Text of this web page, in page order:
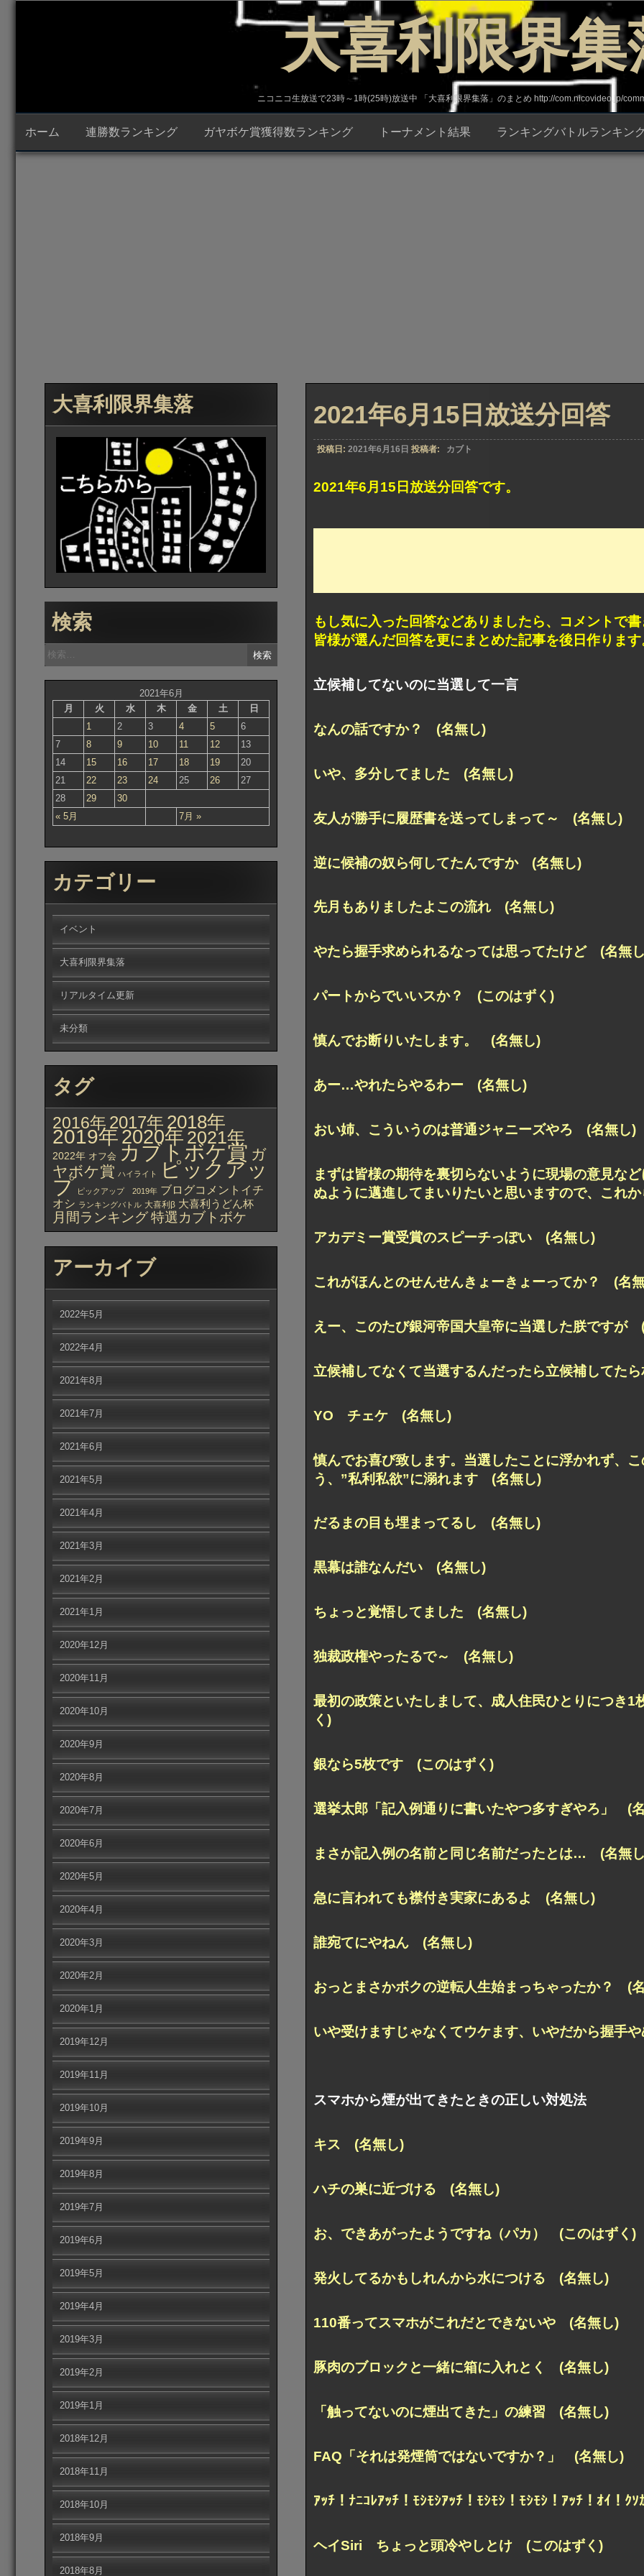
プ
大喜利限界集
ニコニコ生放送で23時～1時(25時)放送中 「大喜利限界集落」のまとめ http://com.nicovideo.jp/
ホーム 連勝数ランキング ガヤボケ賞獲得数ランキング トーナメント結果 ランキングバトルランキン
2021年6月15日放送分回答
投稿日: 2021年6月16日 投稿者: カブト
2021年6月15日放送分回答です。
もし気に入った回答などありましたら、コメントで
皆様が選んだ回答を更にまとめた記事を後日作ります
立候補してないのに当選して一言
なんの話ですか？ (名無し)
いや、多分してました (名無し)
友人が勝手に履歴書を送ってしまって～ (名無し)
逆に候補の奴ら何してたんですか (名無し)
先月もありましたよこの流れ (名無し)
やたら握手求められるなっては思ってたけど (名無
パートからでいいスか？ (このはずく)
慎んでお断りいたします。 (名無し)
あー…やれたらやるわー (名無し)
おい姉、こういうのは普通ジャニーズやろ (名無し)
まずは皆様の期待を裏切らないように現場の意見な
ぬように邁進してまいりたいと思いますので、これ
アカデミー賞受賞のスピーチっぽい (名無し)
これがほんとのせんせんきょーきょーってか？ (名
えー、このたび銀河帝国大皇帝に当選した朕ですが
立候補してなくて当選するんだったら立候補してた
YO チェケ (名無し)
慎んでお喜び致します。当選したことに浮かれず、
う、”私利私欲”に溺れます (名無し)
だるまの目も埋まってるし (名無し)
黒幕は誰なんだい (名無し)
ちょっと覚悟してました (名無し)
独裁政権やったるで～ (名無し)
最初の政策といたしまして、成人住民ひとりにつき
く)
銀なら5枚です (このはずく)
選挙太郎「記入例通りに書いたやつ多すぎやろ」 (
まさか記入例の名前と同じ名前だったとは… (名無
急に言われても襟付き実家にあるよ (名無し)
誰宛てにやねん (名無し)
おっとまさかボクの逆転人生始まっちゃったか？ (
いや受けますじゃなくてウケます、いやだから握手
スマホから煙が出てきたときの正しい対処法
キス (名無し)
ハチの巣に近づける (名無し)
お、できあがったようですね（パカ） (このはずく)
発火してるかもしれんから水につける (名無し)
110番ってスマホがこれだとできないや (名無し)
豚肉のブロックと一緒に箱に入れとく (名無し)
「触ってないのに煙出てきた」の練習 (名無し)
FAQ「それは発煙筒ではないですか？」 (名無し)
ｱｯﾁ！ﾅﾆｺﾚｱｯﾁ！ﾓｼﾓｼｱｯﾁ！ﾓｼﾓｼ！ﾓｼﾓｼ！ｱｯﾁ！ｵｲ！
ヘイSiri ちょっと頭冷やしとけ (このはずく)
大喜利限界集落
検索
検
索:
2021年6月
月
火 水 木 金 土 日
« 5月 7月 »
1 2 3 4 5
6
7
8 9 10 11 12
13
14
15 16 17 18 19
20
21
22 23 24 25 26
27
28
29 30
カテゴリー
イベント
大喜利限界集落
リアルタイム更新
未分類
タグ
2016年 2017年 2018年
2019年2020年 2021年
2022年 オフ会 カブトボケ賞 ガ
ヤボケ賞 ハイライト ピックアッ
プ ピックアップ 2019年 ブログコメントイチ
オシ ランキングバトル 大喜利β 大喜利うどん杯
月間ランキング特選カブトボケ
アーカイブ
2022年5月
2022年4月
2021年8月
2021年7月
2021年6月
2021年5月
2021年4月
2021年3月
2021年2月
2021年1月
2020年12月
2020年11月
2020年10月
2020年9月
2020年8月
2020年7月
2020年6月
2020年5月
2020年4月
2020年3月
2020年2月
2020年1月
2019年12月
2019年11月
2019年10月
2019年9月
2019年8月
2019年7月
2019年6月
2019年5月
2019年4月
2019年3月
2019年2月
2019年1月
2018年12月
2018年11月
2018年10月
2018年9月
2018年8月